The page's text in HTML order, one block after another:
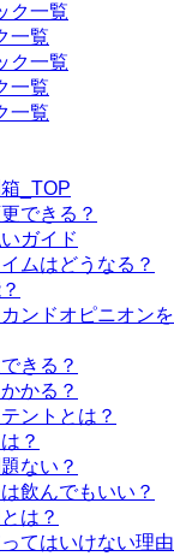
ク一覧
一覧
ク一覧
一覧
一覧
_TOP
できる？
ガイド
ムはどうなる？
ンドオピニオンを
きる？
かる？
ントとは？
？
ない？
飲んでもいい？
は？
てはいけない理由